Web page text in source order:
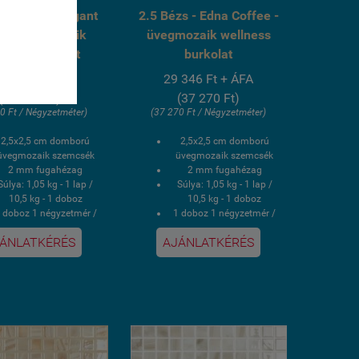
- Edna Elegant
- üvegmozaik
burkolat
Ft + ÁFA
Ft / Négyzetméter)
2,5x2,5 cm domború
szemcsék
2 mm fugahézag
1,05 kg - 1 lap /
10,5 kg - 1 doboz
doboz 1 négyzetmér /
10 lap
Hálós kasírozás
álló, saválló, lúgálló,
2.5 Bézs - Edna Coffee -
üvegmozaik wellness
burkolat
29 346 Ft + ÁFA
(37 270 Ft)
(37 270 Ft / Négyzetméter)
2,5x2,5 cm domború
üvegmozaik szemcsék
2 mm fugahézag
Súlya: 1,05 kg - 1 lap /
10,5 kg - 1 doboz
1 doboz 1 négyzetmér /
10 lap
Hálós kasírozás
UV álló, saválló, lúgálló,
AJÁNLATKÉRÉS